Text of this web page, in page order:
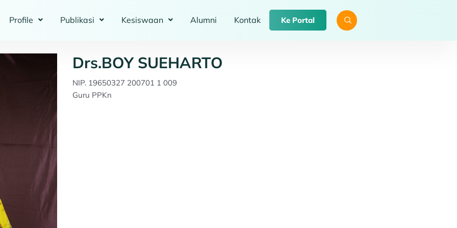
Profile Publikasi Kesiswaan Alumni Kontak Ke Portal
Drs.BOY SUEHARTO
NIP. 19650327 200701 1 009
Guru PPKn